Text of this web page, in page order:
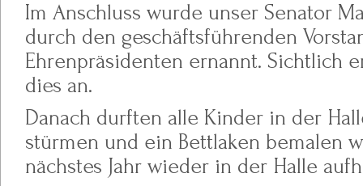
Im Anschluss wurde unser Senator
durch den geschäftsführenden
Ehrenpräsidenten ernannt. Sichtlich
dies an.
Danach durften alle Kinder in der
stürmen und ein Bettlaken bemalen
nächstes Jahr wieder in der Halle